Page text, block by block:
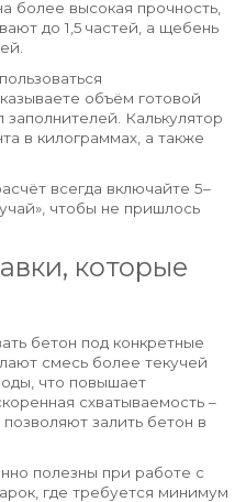
более высокая прочность,
до 1,5 частей, а щебень
объём готовой
Калькулятор
в килограммах, а также
всегда включайте 5–
чтобы не пришлось
которые
бетон под конкретные
смесь более текучей
что повышает
схватываемость –
залить бетон в
полезны при работе с
где требуется минимум